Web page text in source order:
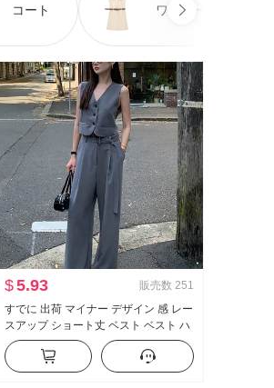
コート ワンピース
$5.93 販売数 251
すでに 出荷 マイナー デザイン 感 レー
スアップ ショート丈 ベスト ベスト ハ
イウエスト 垂 感 ワイド 脚 カジュアル
パンツ セットアップ